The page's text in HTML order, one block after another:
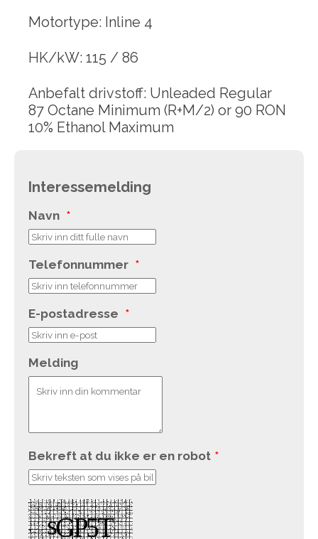
Motortype: Inline 4
HK/kW: 115 / 86
Anbefalt drivstoff: Unleaded Regular
87 Octane Minimum (R+M/2) or 90 RON
10% Ethanol Maximum
Interessemelding
Navn *
Telefonnummer *
E-postadresse *
Melding
Bekreft at du ikke er en robot *